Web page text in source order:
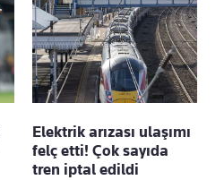
Elektrik arızası ulaşımı
felç etti! Çok sayıda
tren iptal edildi